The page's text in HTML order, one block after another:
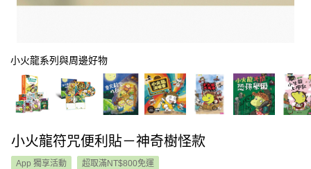
小火龍系列與周邊好物
小火龍符咒便利貼－神奇樹怪款
App 獨享活動 超取滿NT$800免運